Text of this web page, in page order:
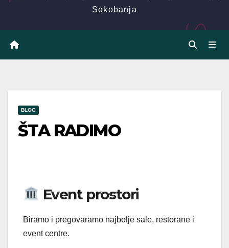
Sokobanja
BLOG
ŠTA RADIMO
Event prostori
Biramo i pregovaramo najbolje sale, restorane i
event centre.